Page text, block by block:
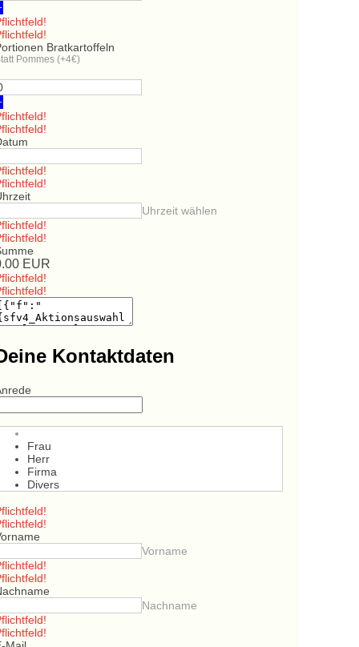
Bratkartoffeln
Pommes (+4€)
Uhrzeit wählen
EUR
Kontaktdaten
Frau
Herr
Firma
Divers
Vorname
Nachname